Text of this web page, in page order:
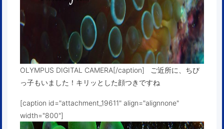
OLYMPUS DIGITAL CAMERA[/caption] ご近所に、ちび
っ子もいました！キリッとした顔つきですね
[caption id="attachment_19611" align="alignnone"
width="800"]